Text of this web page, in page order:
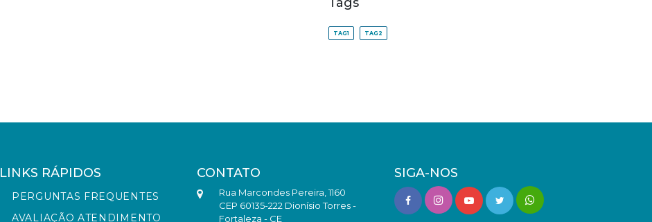
TAG1 TAG2
LINKS RÁPIDOS
PERGUNTAS FREQUENTES
AVALIAÇÃO ATENDIMENTO
CONTATO
Rua Marcondes Pereira, 1160
CEP 60135-222 Dionísio Torres -
Fortaleza - CE
SIGA-NOS